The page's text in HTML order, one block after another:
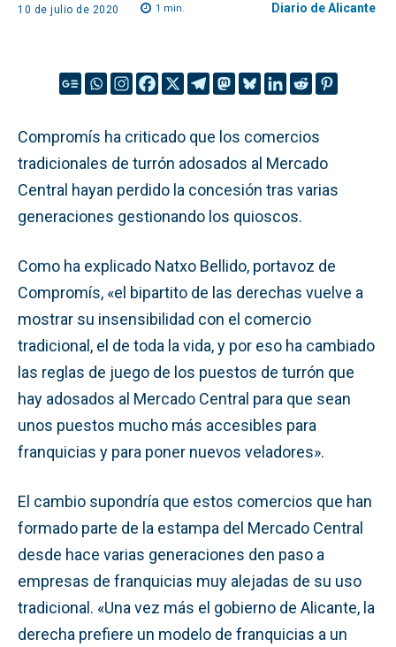
10 de julio de 2020 1 min. Diario de Alicante
Compromís ha criticado que los comercios
tradicionales de turrón adosados al Mercado
Central hayan perdido la concesión tras varias
generaciones gestionando los quioscos.
Como ha explicado Natxo Bellido, portavoz de
Compromís, «el bipartito de las derechas vuelve a
mostrar su insensibilidad con el comercio
tradicional, el de toda la vida, y por eso ha cambiado
las reglas de juego de los puestos de turrón que
hay adosados al Mercado Central para que sean
unos puestos mucho más accesibles para
franquicias y para poner nuevos veladores».
El cambio supondría que estos comercios que han
formado parte de la estampa del Mercado Central
desde hace varias generaciones den paso a
empresas de franquicias muy alejadas de su uso
tradicional. «Una vez más el gobierno de Alicante, la
derecha prefiere un modelo de franquicias a un